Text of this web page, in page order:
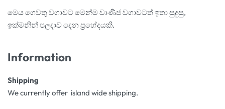
මෙය ගෙවතු වගාවට මෙන්ම වාණිජ වගාවටත් ඉතා සුදුසු,
ඉක්මනින් පලදාව දෙන ප්‍රභේදයකි.
Information
Shipping
We currently offer island wide shipping.